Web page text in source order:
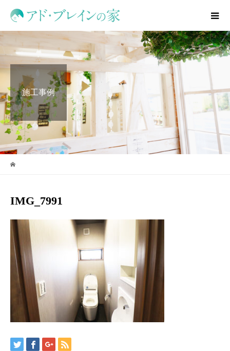
施工事例
IMG_7991